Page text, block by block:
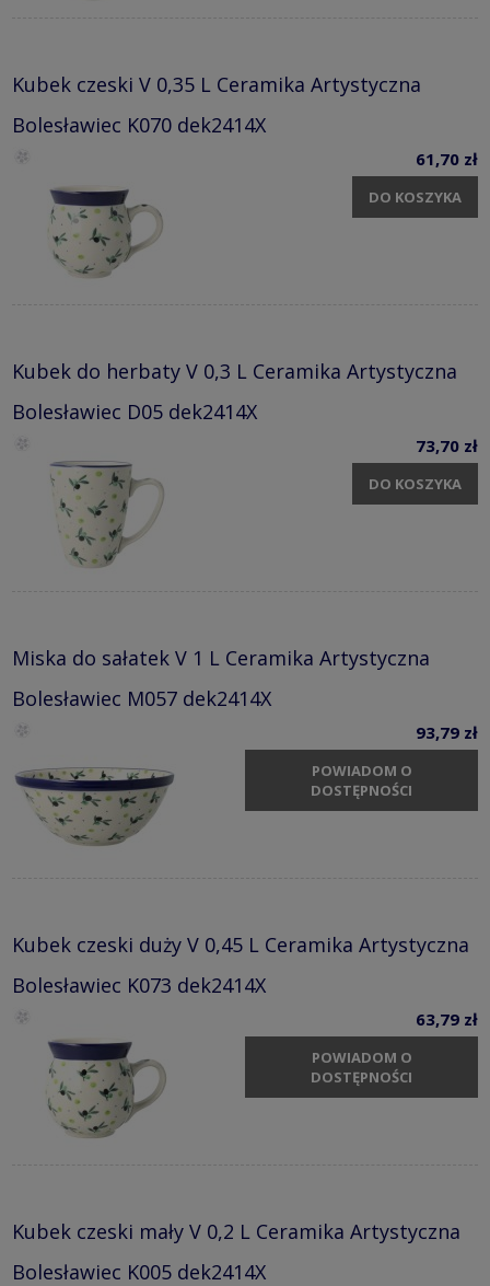
Kubek czeski V 0,35 L Ceramika Artystyczna
Bolesławiec K070 dek2414X
61,70 zł
DO KOSZYKA
Kubek do herbaty V 0,3 L Ceramika Artystyczna
Bolesławiec D05 dek2414X
73,70 zł
DO KOSZYKA
Miska do sałatek V 1 L Ceramika Artystyczna
Bolesławiec M057 dek2414X
93,79 zł
POWIADOM O
DOSTĘPNOŚCI
Kubek czeski duży V 0,45 L Ceramika Artystyczna
Bolesławiec K073 dek2414X
63,79 zł
POWIADOM O
DOSTĘPNOŚCI
Kubek czeski mały V 0,2 L Ceramika Artystyczna
Bolesławiec K005 dek2414X